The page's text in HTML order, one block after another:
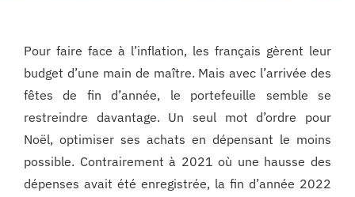
Pour faire face à l’inflation, les français gèrent leur
budget d’une main de maître. Mais avec l’arrivée des
fêtes de fin d’année, le portefeuille semble se
restreindre davantage. Un seul mot d’ordre pour
Noël, optimiser ses achats en dépensant le moins
possible. Contrairement à 2021 où une hausse des
dépenses avait été enregistrée, la fin d’année 2022